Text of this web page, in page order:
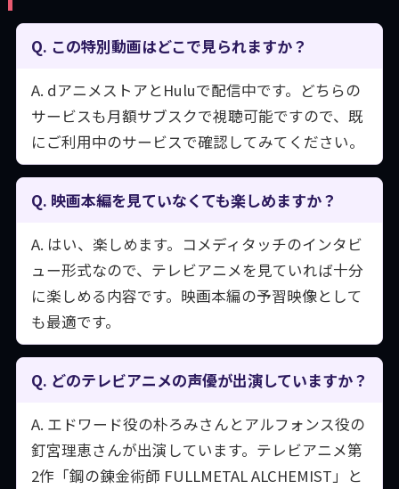
Q. この特別動画はどこで見られますか？
A. dアニメストアとHuluで配信中です。どちらの
サービスも月額サブスクで視聴可能ですので、既
にご利用中のサービスで確認してみてください。
Q. 映画本編を見ていなくても楽しめますか？
A. はい、楽しめます。コメディタッチのインタビ
ュー形式なので、テレビアニメを見ていれば十分
に楽しめる内容です。映画本編の予習映像として
も最適です。
Q. どのテレビアニメの声優が出演していますか？
A. エドワード役の朴ろみさんとアルフォンス役の
釘宮理恵さんが出演しています。テレビアニメ第
2作「鋼の錬金術師 FULLMETAL ALCHEMIST」と